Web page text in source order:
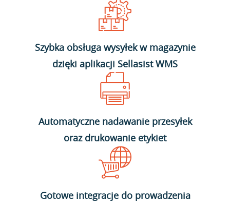
Szybka obsługa wysyłek w magazynie
dzięki aplikacji Sellasist WMS
Automatyczne nadawanie przesyłek
oraz drukowanie etykiet
Gotowe integracje do prowadzenia